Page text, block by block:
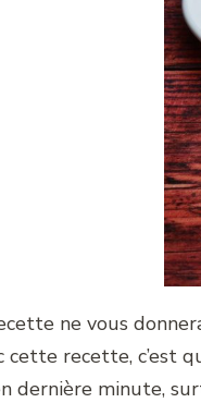
ne vous
cette recette, c’est
dernière minute,